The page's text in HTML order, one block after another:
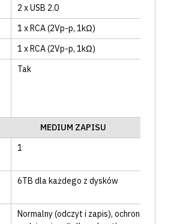
2 x USB 2.0
1 x RCA (2Vp-p, 1kΩ)
1 x RCA (2Vp-p, 1kΩ)
Tak
MEDIUM ZAPISU
1
6TB dla każdego z dysków
Normalny (odczyt i zapis), ochrona przed